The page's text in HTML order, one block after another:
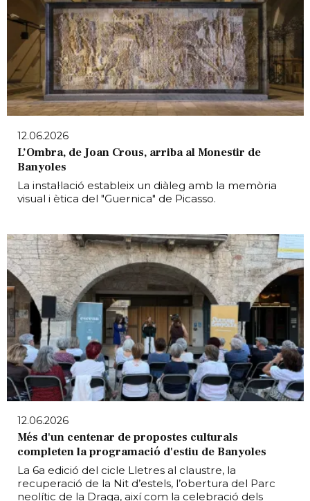
12.06.2026
L’Ombra, de Joan Crous, arriba al Monestir de
Banyoles
La instal·lació estableix un diàleg amb la memòria
visual i ètica del "Guernica" de Picasso.
12.06.2026
Més d'un centenar de propostes culturals
completen la programació d'estiu de Banyoles
La 6a edició del cicle Lletres al claustre, la
recuperació de la Nit d’estels, l’obertura del Parc
neolític de la Draga, així com la celebració dels